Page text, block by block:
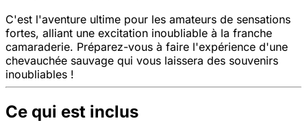
C'est l'aventure ultime pour les amateurs de sensations
fortes, alliant une excitation inoubliable à la franche
camaraderie. Préparez-vous à faire l'expérience d'une
chevauchée sauvage qui vous laissera des souvenirs
inoubliables !
Ce qui est inclus